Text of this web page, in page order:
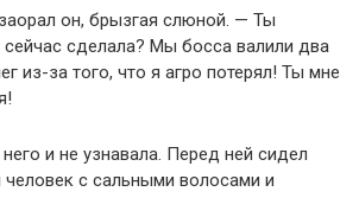
он, брызгая слюной. — Ты
сделала? Мы босса валили два
из-за того, что я агро потерял! Ты мне
и не узнавала. Перед ней сидел
с сальными волосами и